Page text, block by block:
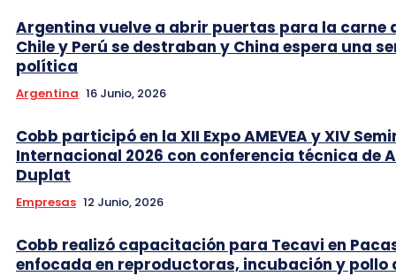
Argentina vuelve a abrir puertas para la carne
Chile y Perú se destraban y China espera una
política
Argentina 16 Junio, 2026
Cobb participó en la XII Expo AMEVEA y XIV
Internacional 2026 con conferencia técnica de
Duplat
Empresas 12 Junio, 2026
Cobb realizó capacitación para Tecavi en
enfocada en reproductoras, incubación y pollo